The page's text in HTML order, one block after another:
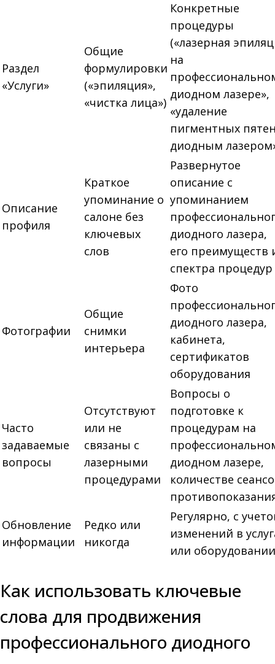
Раздел
«Услуги»
Общие
формулировки
(«эпиляция»,
«чистка лица»)
Конкретные
процедуры
(«лазерная
на
диодном лазере»,
«удаление
пигментных
диодным
Описание
профиля
Краткое
упоминание о
салоне без
ключевых
слов
Развернутое
описание с
упоминанием
диодного лазера,
его преимуществ
спектра процедур
Фотографии
Общие
снимки
интерьера
Фото
диодного лазера,
кабинета,
сертификатов
оборудования
Часто
задаваемые
вопросы
Отсутствуют
или не
связаны с
лазерными
процедурами
Вопросы о
подготовке к
процедурам на
диодном лазере,
количестве
Обновление
информации
Редко или
никогда
Регулярно, с
изменений в
или оборудовании
Как использовать ключевые
слова для продвижения
профессионального диодного